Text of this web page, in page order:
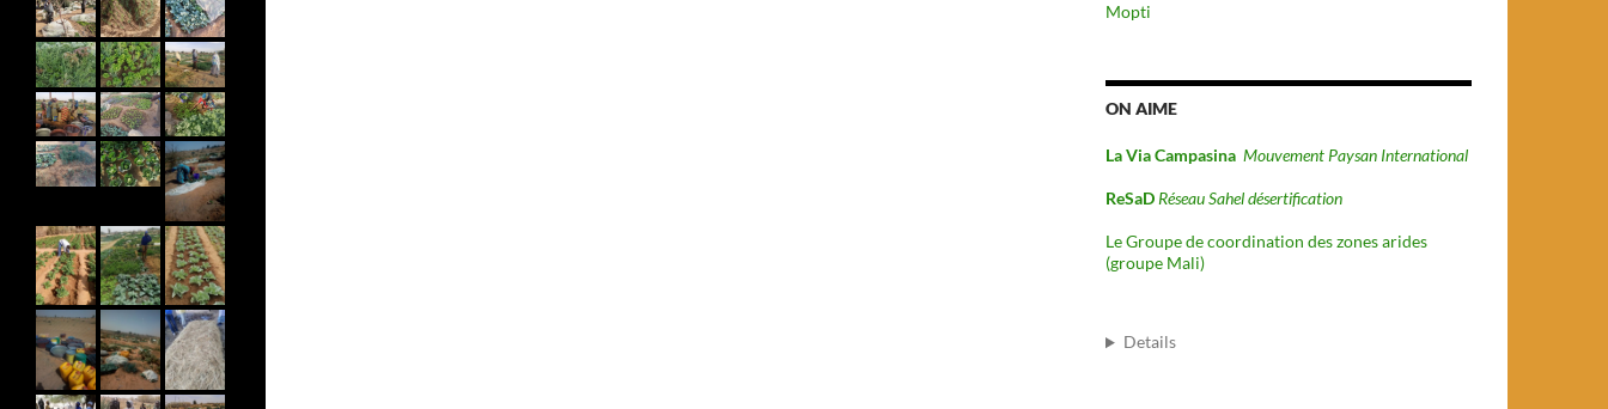
Mopti
ON AIME
La Via Campasina Mouvement Paysan International
ReSaD Réseau Sahel désertification
Le Groupe de coordination des zones arides
(groupe Mali)
Details